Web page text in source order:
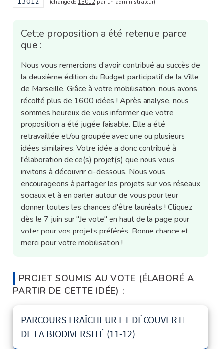
(changé de 13012 par un administrateur)
Cette proposition a été retenue parce
que :
Nous vous remercions d’avoir contribué au succès de
la deuxième édition du Budget participatif de la Ville
de Marseille. Grâce à votre mobilisation, nous avons
récolté plus de 1600 idées ! Après analyse, nous
sommes heureux de vous informer que votre
proposition a été jugée faisable. Elle a été
retravaillée et/ou groupée avec une ou plusieurs
idées similaires. Votre idée a donc contribué à
l'élaboration de ce(s) projet(s) que nous vous
invitons à découvrir ci-dessous. Nous vous
encourageons à partager les projets sur vos réseaux
sociaux et à en parler autour de vous pour leur
donner toutes les chances d'être lauréats ! Cliquez
dès le 7 juin sur "Je vote" en haut de la page pour
voter pour vos projets préférés. Bonne chance et
merci pour votre mobilisation !
PROJET SOUMIS AU VOTE (ÉLABORÉ A
PARTIR DE CETTE IDÉE) :
PARCOURS FRAÎCHEUR ET DÉCOUVERTE
DE LA BIODIVERSITÉ (11-12)